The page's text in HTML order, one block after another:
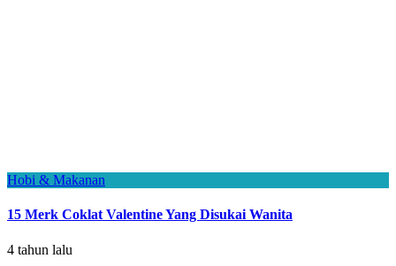
Hobi & Makanan
15 Merk Coklat Valentine Yang Disukai Wanita
4 tahun lalu